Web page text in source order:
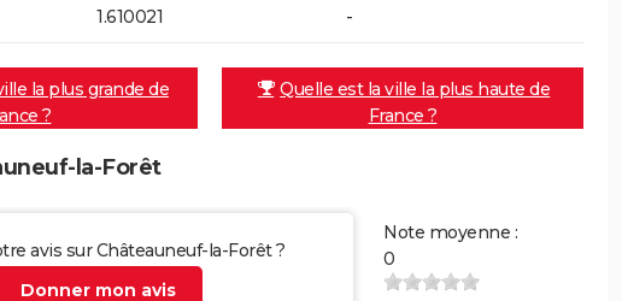
1.610021 -
la plus grande de
?
Quelle est la ville la plus haute de
France ?
la-Forêt
avis sur Châteauneuf-la-Forêt ?
Donner mon avis
Note moyenne :
0